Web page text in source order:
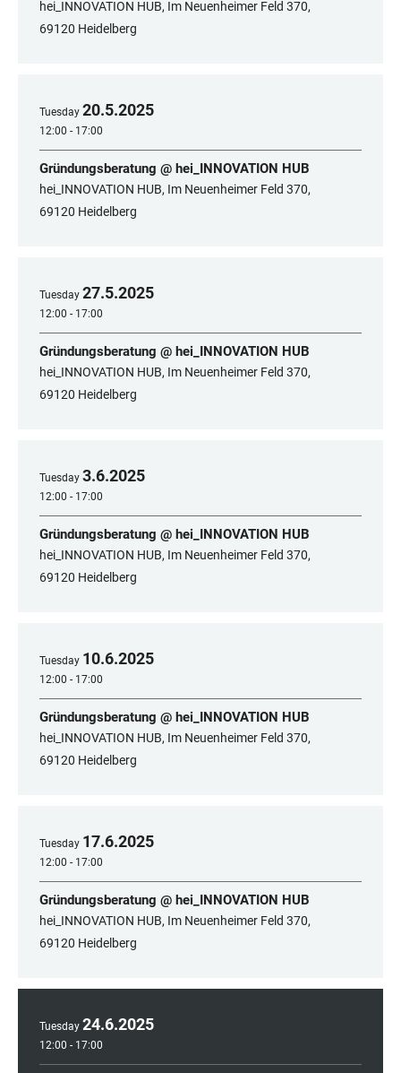
hei_INNOVATION HUB, Im Neuenheimer Feld 370,
69120 Heidelberg
Tuesday 20.5.2025
12:00 - 17:00
Gründungsberatung @ hei_INNOVATION HUB
hei_INNOVATION HUB, Im Neuenheimer Feld 370,
69120 Heidelberg
Tuesday 27.5.2025
12:00 - 17:00
Gründungsberatung @ hei_INNOVATION HUB
hei_INNOVATION HUB, Im Neuenheimer Feld 370,
69120 Heidelberg
Tuesday 3.6.2025
12:00 - 17:00
Gründungsberatung @ hei_INNOVATION HUB
hei_INNOVATION HUB, Im Neuenheimer Feld 370,
69120 Heidelberg
Tuesday 10.6.2025
12:00 - 17:00
Gründungsberatung @ hei_INNOVATION HUB
hei_INNOVATION HUB, Im Neuenheimer Feld 370,
69120 Heidelberg
Tuesday 17.6.2025
12:00 - 17:00
Gründungsberatung @ hei_INNOVATION HUB
hei_INNOVATION HUB, Im Neuenheimer Feld 370,
69120 Heidelberg
Tuesday 24.6.2025
12:00 - 17:00